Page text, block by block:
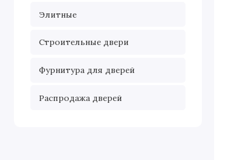
Элитные
Строительные двери
Фурнитура для дверей
Распродажа дверей